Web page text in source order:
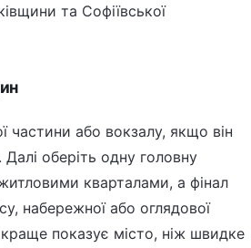
та Софіївської
частини або вокзалу, якщо він
оберіть одну головну
кварталами, а фінал
набережної або оглядової
показує місто, ніж швидке